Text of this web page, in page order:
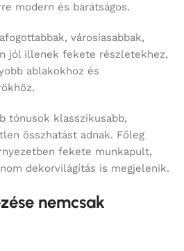
modern és barátságos.
városiasabbak,
jól illenek fekete részletekhez,
ablakokhoz és
tónusok klasszikusabb,
összhatást adnak. Főleg
fekete munkapult,
dekorvilágítás is megjelenik.
nemcsak